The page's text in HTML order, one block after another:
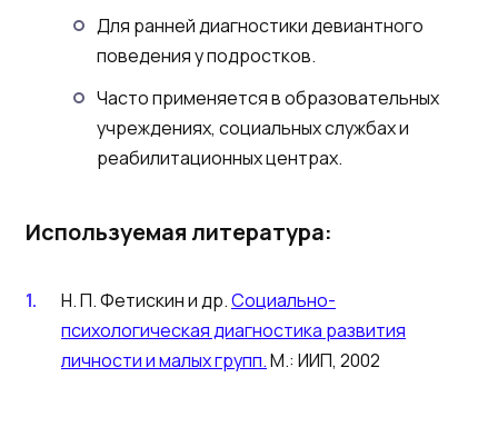
Для ранней диагностики девиантного
поведения у подростков.
Часто применяется в образовательных
учреждениях, социальных службах и
реабилитационных центрах.
Используемая литература:
Н. П. Фетискин и др.Социально-
психологическая диагностика развития
личности и малых групп.М.: ИИП, 2002